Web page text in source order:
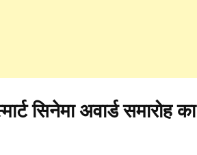
सिनेमा अवार्ड समारोह का